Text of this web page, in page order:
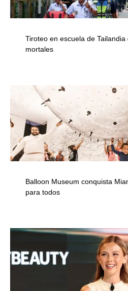
Tiroteo en escuela de
mortales
Balloon Museum conquista
para todos